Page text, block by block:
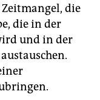
die
die in der
und in der